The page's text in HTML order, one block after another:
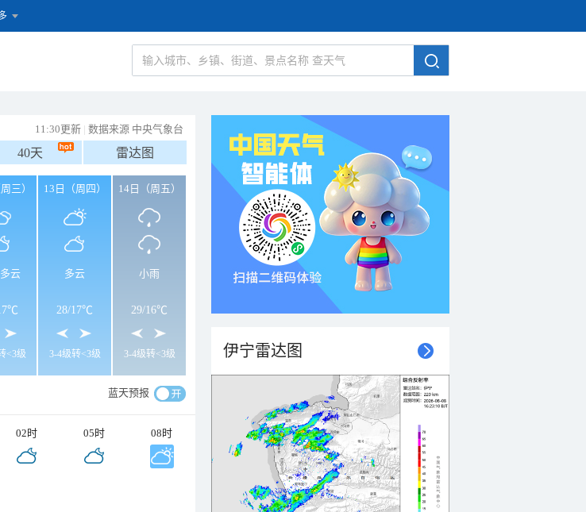
11:30更新 | 数据来源 中央气象台
40天 雷达图
三）
云
<3级
13日（周四）
多云
28/17℃
3-4级转<3级
14日（周五）
小雨
29/16℃
3-4级转<3级
蓝天预报
02时 05时 08时
伊宁雷达图